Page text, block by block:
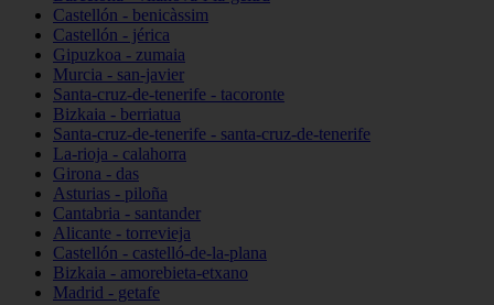
Castellón - benicàssim
Castellón - jérica
Gipuzkoa - zumaia
Murcia - san-javier
Santa-cruz-de-tenerife - tacoronte
Bizkaia - berriatua
Santa-cruz-de-tenerife - santa-cruz-de-tenerife
La-rioja - calahorra
Girona - das
Asturias - piloña
Cantabria - santander
Alicante - torrevieja
Castellón - castelló-de-la-plana
Bizkaia - amorebieta-etxano
Madrid - getafe